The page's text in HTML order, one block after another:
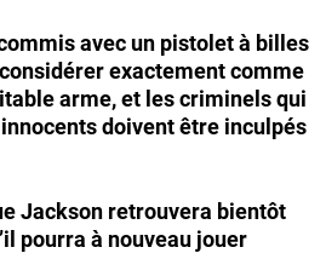
avec un pistolet à billes
exactement comme
arme, et les criminels qui
doivent être inculpés
Jackson retrouvera bientôt
pourra à nouveau jouer